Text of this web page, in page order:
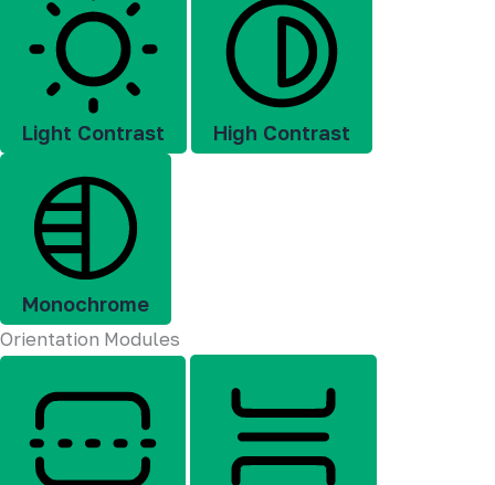
Light Contrast High Contrast
Monochrome
Orientation Modules